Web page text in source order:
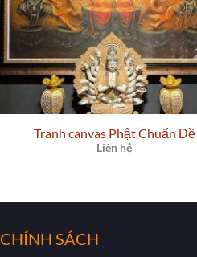
Tranh canvas Phật Chuẩn Đề
Liên hệ
CHÍNH SÁCH